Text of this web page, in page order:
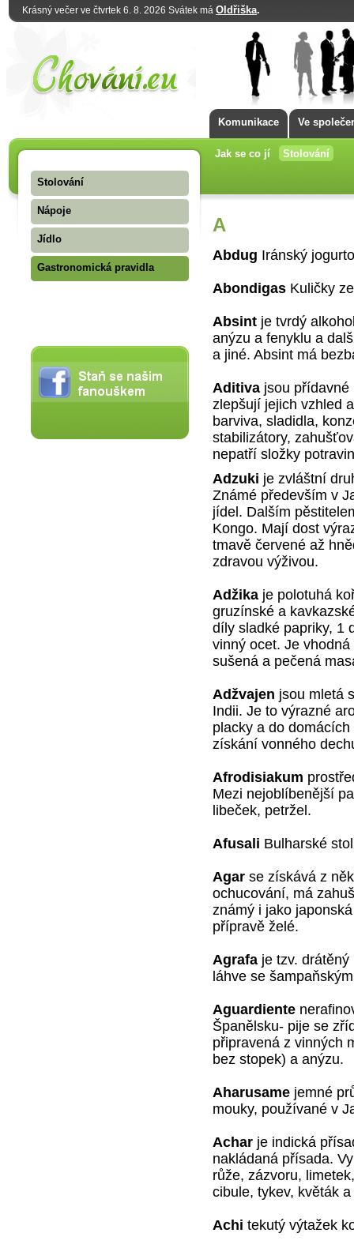
Krásný večer ve čtvrtek 6. 8. 2026 Svátek má Oldřiška.
Komunikace Ve
Jak se co jí Stolování
Stolování
Nápoje
Jídlo
Gastronomická pravidla
A
Abdug Iránský
Abondigas Kuličky
Absint je tvrdý
anýzu a fenyklu a
a jiné. Absint má
Aditiva jsou
zlepšují jejich vzhled
barviva, sladidla,
stabilizátory,
nepatří složky
Adzuki je zvláštní
Známé především v
jídel. Dalším
Kongo. Mají dost
tmavě červené až
zdravou výživou.
Adžika je polotuhá
gruzínské a
díly sladké papriky, 1
vinný ocet. Je
sušená a pečená
Adžvajen jsou mletá
Indii. Je to výrazné
placky a do
získání vonného
Afrodisiakum
Mezi nejoblíbenější
libeček, petržel.
Afusali Bulharské
Agar se získává z
ochucování, má
známý i jako
přípravě želé.
Agrafa je tzv.
láhve se
Aguardiente
Španělsku- pije se
připravená z vinných
bez stopek) a anýzu.
Aharusame jemné
mouky, používané v
Achar je indická
nakládaná přísada.
růže, zázvoru,
cibule, tykev, květák
Achi tekutý výtažek